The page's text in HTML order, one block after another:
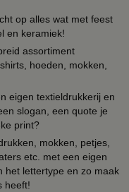
op alles wat met feest
en keramiek!
assortiment
hoeden, mokken,
eigen textieldrukkerij en
slogan, een quote je
print?
mokken, petjes,
etc. met een eigen
het lettertype en zo maak
heeft!